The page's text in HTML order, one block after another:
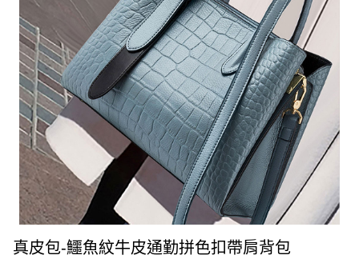
真皮包-鱷魚紋牛皮通勤拼色扣帶肩背包